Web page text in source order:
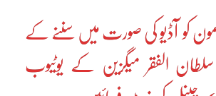
کو آڈیو کی صورت میں سننے کے
سلطان الفقر میگزین کے یوٹیوب